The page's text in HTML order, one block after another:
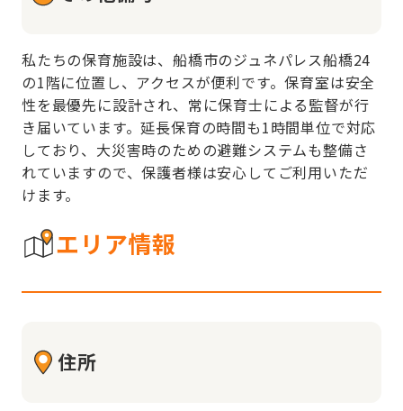
私たちの保育施設は、船橋市のジュネパレス船橋24
の1階に位置し、アクセスが便利です。保育室は安全
性を最優先に設計され、常に保育士による監督が行
き届いています。延長保育の時間も1時間単位で対応
しており、大災害時のための避難システムも整備さ
れていますので、保護者様は安心してご利用いただ
けます。
エリア情報
住所